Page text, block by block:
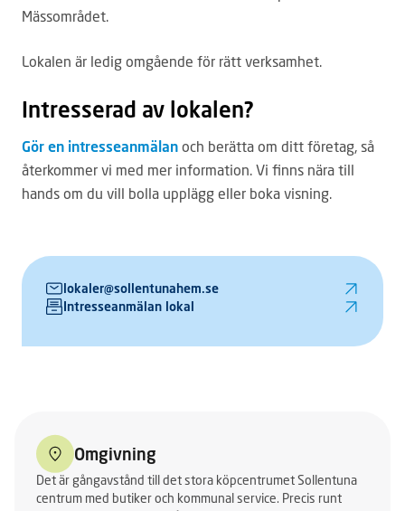
Mässområdet.
Lokalen är ledig omgående för rätt verksamhet.
Intresserad av lokalen?
Gör en intresseanmälan och berätta om ditt företag, så
återkommer vi med mer information. Vi finns nära till
hands om du vill bolla upplägg eller boka visning.
lokaler@sollentunahem.se
Intresseanmälan lokal
Omgivning
Det är gångavstånd till det stora köpcentrumet Sollentuna
centrum med butiker och kommunal service. Precis runt